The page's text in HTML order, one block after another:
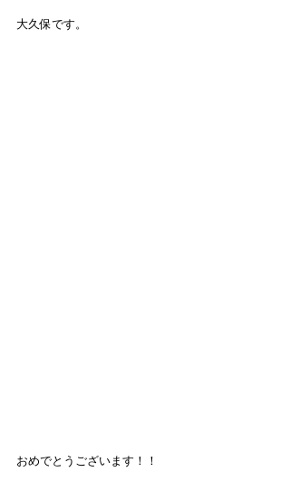
大久保です。
おめでとうございます！！